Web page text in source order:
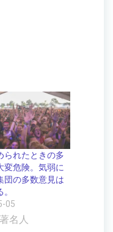
られたときの多
変危険。気弱に
団の多数意見は
05
名人